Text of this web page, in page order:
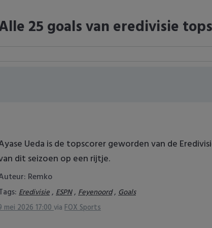
25 goals van eredivisie
Ueda is de topscorer geworden van de
dit seizoen op een rijtje.
Remko
Eredivisie, ESPN, Feyenoord, Goals
mei 2026 17:00via FOX Sports